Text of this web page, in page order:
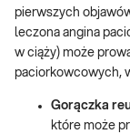
pierwszych
leczona angina
w ciąży) może
paciorkowcowych,
Gorączka
które może